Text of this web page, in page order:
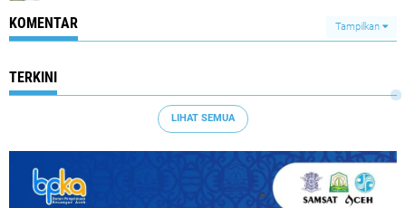
KOMENTAR Tampilkan
TERKINI
LIHAT SEMUA